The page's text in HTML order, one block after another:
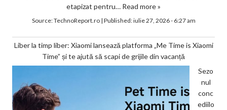
etapizat pentru… Read more »
Source:TechnoReport.ro| Published:iulie 27, 2026 - 6:27 am
Liber la timp liber: Xiaomi lansează platforma „Me Time is Xiaomi
Time” și te ajută să scapi de grijile din vacanță
Sezo
nul
conc
ediilo